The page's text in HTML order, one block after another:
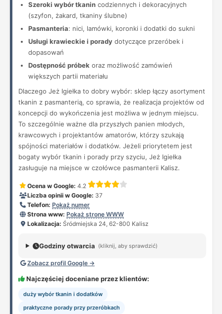
Szeroki wybór tkanin codziennych i dekoracyjnych
(szyfon, żakard, tkaniny ślubne)
Pasmanteria: nici, lamówki, koronki i dodatki do sukni
Usługi krawieckie i porady dotyczące przeróbek i
dopasowań
Dostępność próbek oraz możliwość zamówień
większych partii materiału
Dlaczego Jeż Igiełka to dobry wybór: sklep łączy asortyment
tkanin z pasmanterią, co sprawia, że realizacja projektów od
koncepcji do wykończenia jest możliwa w jednym miejscu.
To szczególnie ważne dla przyszłych panien młodych,
krawcowych i projektantów amatorów, którzy szukają
spójności materiałów i dodatków. Jeżeli priorytetem jest
bogaty wybór tkanin i porady przy szyciu, Jeż Igiełka
zasługuje na miejsce w czołówce pasmanterii Kalisz.
Ocena w Google: 4.2
Liczba opinii w Google: 37
Telefon: Pokaż numer
Strona www: Pokaż stronę WWW
Lokalizacja: Śródmiejska 24, 62-800 Kalisz
Godziny otwarcia (kliknij, aby sprawdzić)
Zobacz profil Google →
Najczęściej doceniane przez klientów:
duży wybór tkanin i dodatków
praktyczne porady przy przeróbkach